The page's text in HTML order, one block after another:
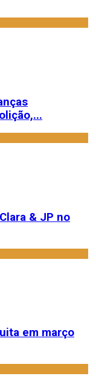
& JP no
em março